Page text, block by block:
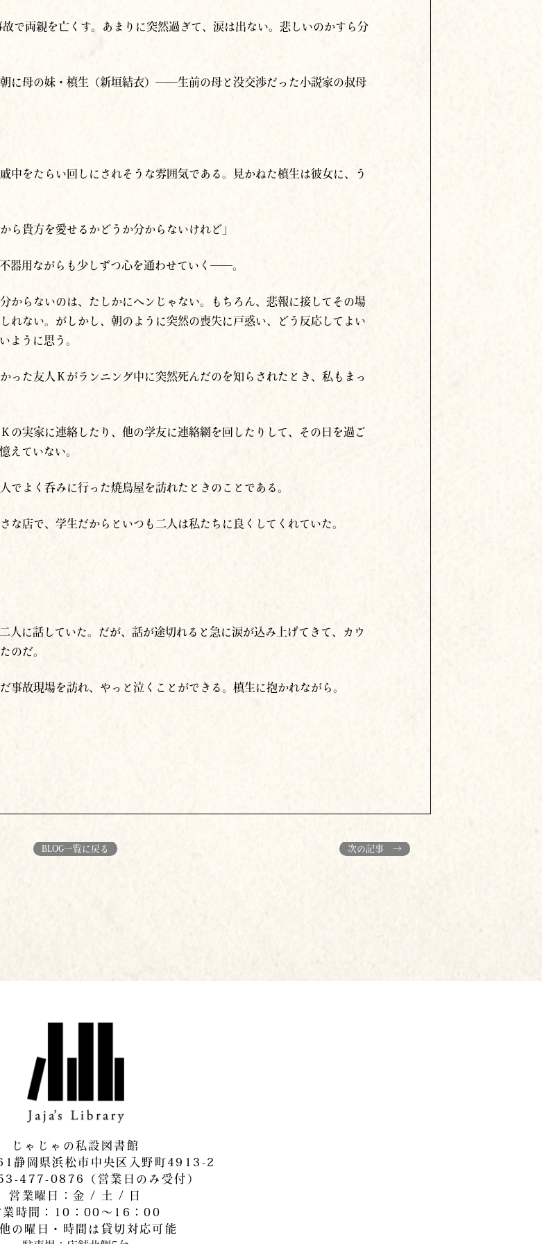
故で両親を亡くす。あまりに突然過ぎて、涙は出ない。悲しいのかすら分
に母の妹・槙生（新垣結衣）──生前の母と没交渉だった小説家の叔母
中をたらい回しにされそうな雰囲気である。見かねた槙生は彼女に、う
ら貴方を愛せるかどうか分からないけれど」
器用ながらも少しずつ心を通わせていく──。
からないのは、たしかにヘンじゃない。もちろん、悲報に接してその場
れない。がしかし、朝のように突然の喪失に戸惑い、どう反応してよい
ように思う。
った友人Ｋがランニング中に突然死んだのを知らされたとき、 私も まっ
の実家に連絡したり、他の学友に連絡網を回したりして、その日を過ご
えていない。
でよく呑みに行った焼鳥屋を訪れたときのことである。
な店で、 学生だからと いつも 二人は私たちに良くしてくれていた。
人に話していた。だが、話が途切れると急に涙が込み上げてきて、カウ
のだ。
事故現場を訪れ、やっと泣くことができる。槙生に抱かれながら。
BLOG一覧に戻る 次の記事 →
じゃじゃの私設図書館
静岡県浜松市中央区入野町4913-2
477-0876（営業日のみ受付）
営業曜日：金 / 土 / 日
業時間：10：00～16：00
の曜日・時間は貸切対応可能